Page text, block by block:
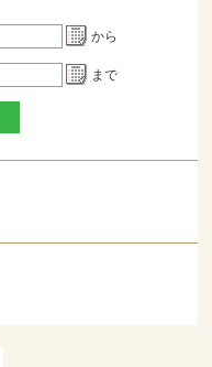
から
まで